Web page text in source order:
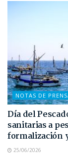
NOTAS DE
Día del
sanitarias a
formalización
25/06/2026